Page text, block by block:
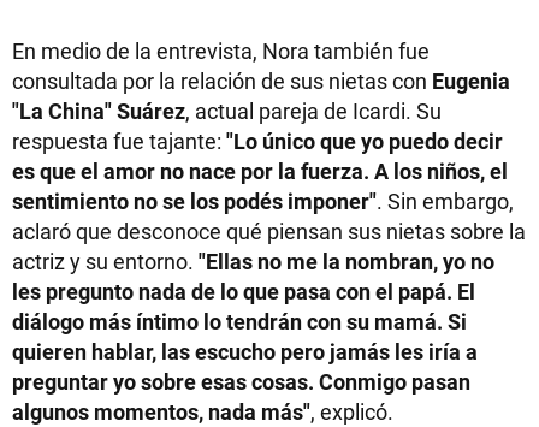
En medio de la entrevista, Nora también fue
consultada por la relación de sus nietas con Eugenia
"La China" Suárez, actual pareja de Icardi. Su
respuesta fue tajante: "Lo único que yo puedo decir
es que el amor no nace por la fuerza. A los niños, el
sentimiento no se los podés imponer". Sin embargo,
aclaró que desconoce qué piensan sus nietas sobre la
actriz y su entorno. "Ellas no me la nombran, yo no
les pregunto nada de lo que pasa con el papá. El
diálogo más íntimo lo tendrán con su mamá. Si
quieren hablar, las escucho pero jamás les iría a
preguntar yo sobre esas cosas. Conmigo pasan
algunos momentos, nada más", explicó.